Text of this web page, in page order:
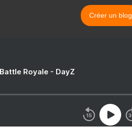
Créer un blog
Royale - DayZ